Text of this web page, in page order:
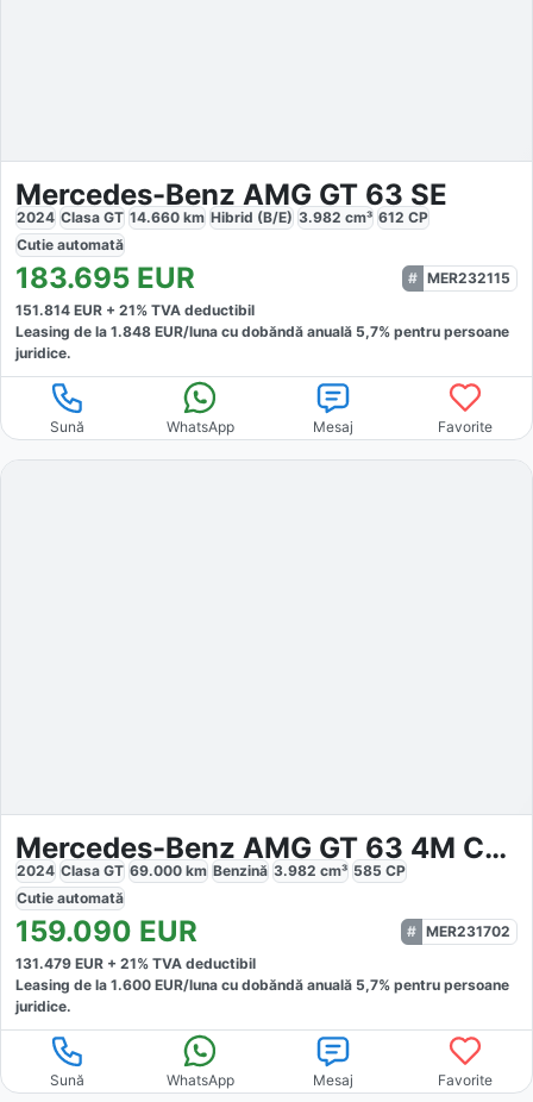
Mercedes-Benz AMG GT 63 SE
2024 Clasa GT 14.660 km Hibrid (B/E) 3.982 cm³ 612 CP
Cutie automată
183.695 EUR
MER232115
151.814 EUR + 21% TVA deductibil
Leasing de la 1.848 EUR/luna cu dobăndă anuală 5,7% pentru persoane
juridice.
Sună WhatsApp Mesaj Favorite
Mercedes-Benz AMG GT 63 4M Coupe
2024 Clasa GT 69.000 km Benzină 3.982 cm³ 585 CP
Cutie automată
159.090 EUR
MER231702
131.479 EUR + 21% TVA deductibil
Leasing de la 1.600 EUR/luna cu dobăndă anuală 5,7% pentru persoane
juridice.
Sună WhatsApp Mesaj Favorite